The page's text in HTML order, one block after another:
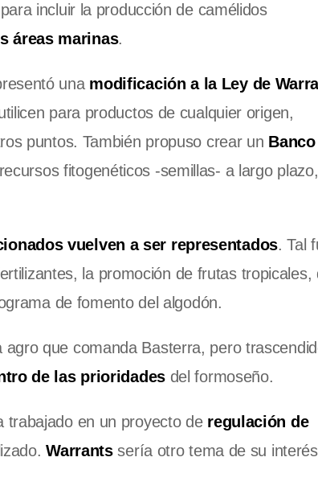
incluir la producción de camélidos
áreas marinas.
unamodificación a la Ley de
para productos de cualquier origen,
puntos. También propuso crear un Banco
fitogenéticos -semillas- a largo
vuelven a ser representados. Tal
la promoción de frutas tropicales,
de fomento del algodón.
que comanda Basterra, pero
de las prioridades del formoseño.
trabajado en un proyecto deregulación de
Warrantssería otro tema de su